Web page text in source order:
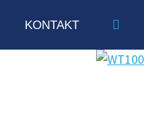
KONTAKT